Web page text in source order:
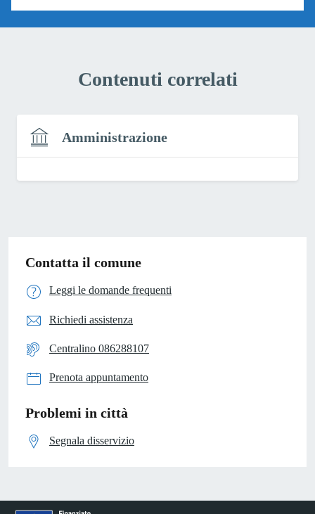
Contenuti correlati
Amministrazione
Contatta il comune
Leggi le domande frequenti
Richiedi assistenza
Centralino 086288107
Prenota appuntamento
Problemi in città
Segnala disservizio